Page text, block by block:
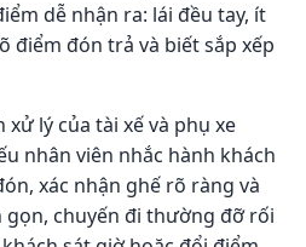
dễ nhận ra: lái đều tay, ít
điểm đón trả và biết sắp xếp
xử lý của tài xế và phụ xe
nhân viên nhắc hành khách
xác nhận ghế rõ ràng và
chuyến đi thường đỡ rối